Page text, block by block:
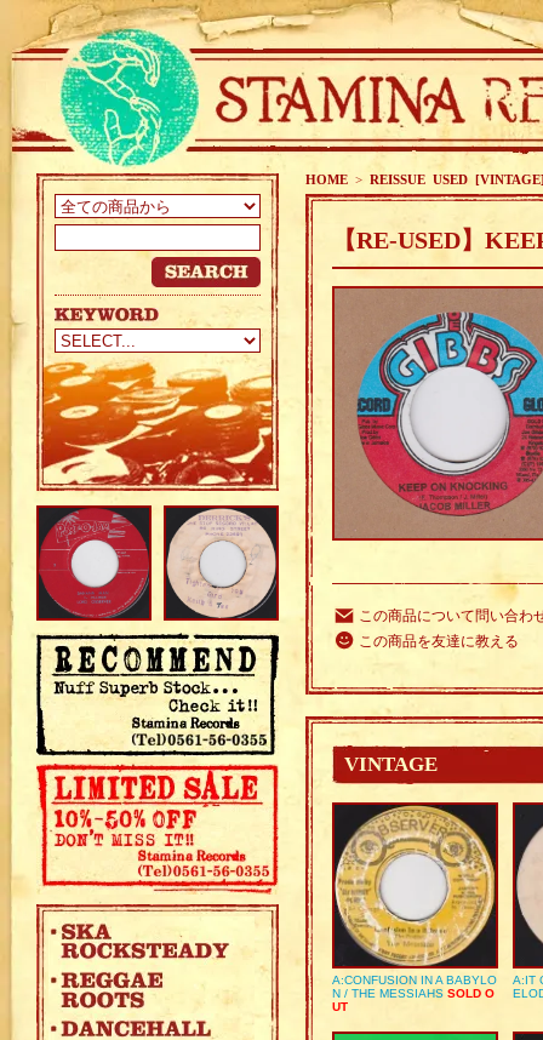
HOME > REISSUE USED
【RE-USED】
この商品について問い合わ
この商品を友達に教える
VINTAGE
A:CONFUSION IN A BABYLO
N / THE MESSIAHS SOLD O
UT
A:IT